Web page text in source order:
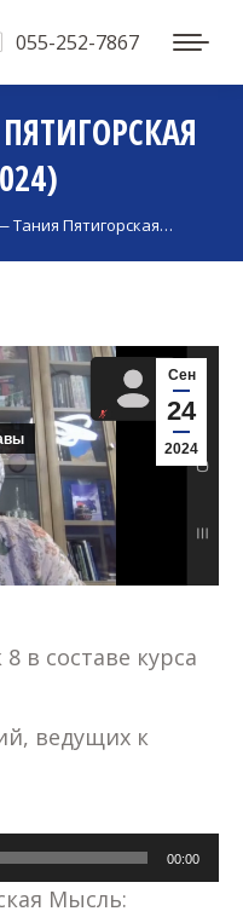
055-252-7867
Тания Пятигорская…
Сен
24
2024
в составе курса
ведущих к
00:00
Мысль: